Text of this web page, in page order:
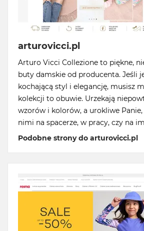
arturovicci.pl
Arturo Vicci Collezione to piękne,
buty damskie od producenta. Jeśli
kochającą styl i elegancję, musisz
kolekcji to obuwie. Urzekają
wzorów i kolorów, a urokliwe
nimi na spacerze, w pracy, czy na
Podobne strony do arturovicci.pl